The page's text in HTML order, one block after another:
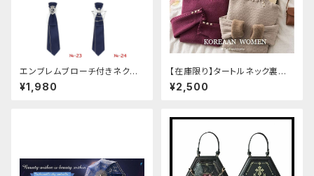
エンブレムブローチ付きネクタ
イ(ネイビー)
¥1,980
【在庫限り】タートルネック裏起
毛セーター
¥2,500